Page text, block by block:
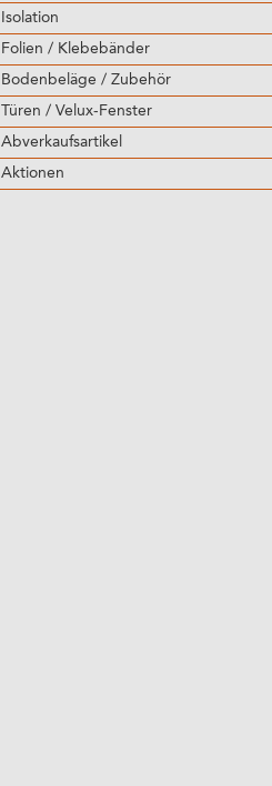
Isolation
Folien / Klebebänder
Bodenbeläge / Zubehör
Türen / Velux-Fenster
Abverkaufsartikel
Aktionen